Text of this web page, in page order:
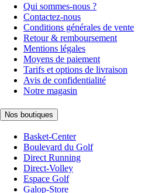
Qui sommes-nous ?
Contactez-nous
Conditions générales de vente
Retour & remboursement
Mentions légales
Moyens de paiement
Tarifs et options de livraison
Avis de confidentialité
Notre magasin
Nos boutiques
Basket-Center
Boulevard du Golf
Direct Running
Direct-Volley
Espace Golf
Galop-Store